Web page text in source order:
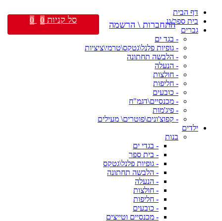
דף הבית
בית ספר/גן
גברים
- בגד ים
- גופיות פלנל\גטקס\טרמי\ציציות
- הלבשה תחתונה
- הנעלה
- חולצות
- חליפות
- כובעים
- מכנסיים\דגמ"ח
- פיג'מות
- קפוצ'ונים\פוטרים\ מעילים
ילדים
בנות
- בגדי ים
- בית ספר
- גופיות פלנל\גטקס
- הלבשה תחתונה
- הנעלה
- חולצות
- חליפות
- כובעים
- מכנסיים וטייצים
התחברות \ הרשמה סל קניות 0
0